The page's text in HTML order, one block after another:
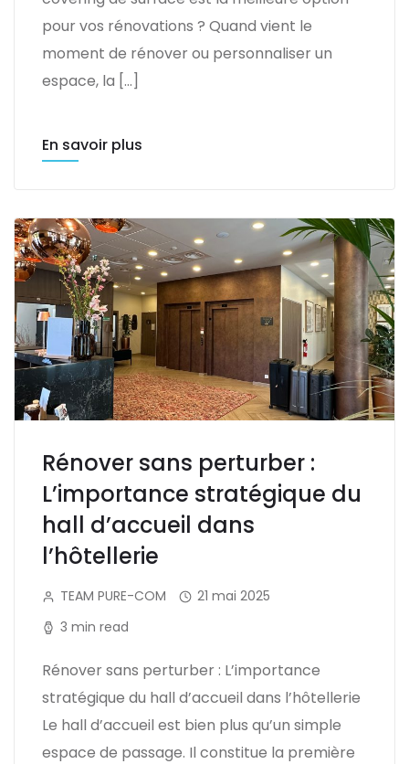
pour vos rénovations ? Quand vient le
moment de rénover ou personnaliser un
espace, la […]
En savoir plus
Rénover sans perturber :
L’importance stratégique du
hall d’accueil dans
l’hôtellerie
TEAM PURE-COM
21 mai 2025
3 min read
Rénover sans perturber : L’importance
stratégique du hall d’accueil dans l’hôtellerie
Le hall d’accueil est bien plus qu’un simple
espace de passage. Il constitue la première